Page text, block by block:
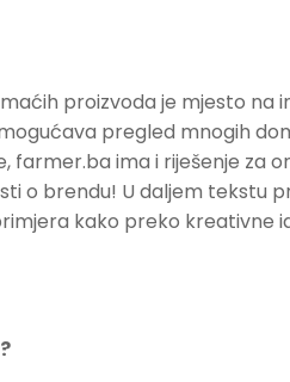
proizvoda je mjesto
pregled mnogih
ima i riješenje za
o brendu! U daljem tekstu
kako preko kreativne